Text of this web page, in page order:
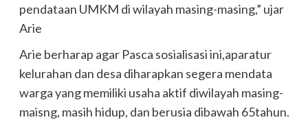
pendataan UMKM di wilayah masing-masing,” ujar
Arie
Arie berharap agar Pasca sosialisasi ini,aparatur
kelurahan dan desa diharapkan segera mendata
warga yang memiliki usaha aktif diwilayah masing-
maisng, masih hidup, dan berusia dibawah 65tahun.